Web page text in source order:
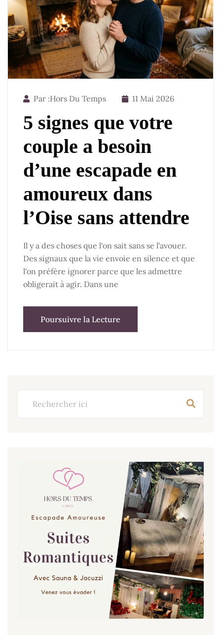
Par :Hors Du Temps 11 Mai 2026
5 signes que votre
couple a besoin
d’une escapade en
amoureux dans
l’Oise sans attendre
Il y a des choses que l'on sait sans se l'avouer.
Des signaux que la vie envoie en silence et que
l'on préfère ignorer parce que les admettre
obligerait à agir. Dans une
Poursuivre la Lecture